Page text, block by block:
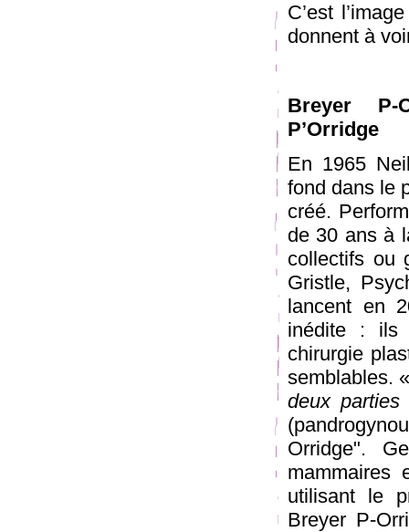
C’est
donnent à
Breyer P-
P’Orridge
En 1965
fond dans le
créé.
de 30 ans à
collectifs ou
Gristle,
lancent en
inédite : ils
chirurgie
semblables.
deux parties
Orridge".
mammaires
utilisant le
Breyer P-